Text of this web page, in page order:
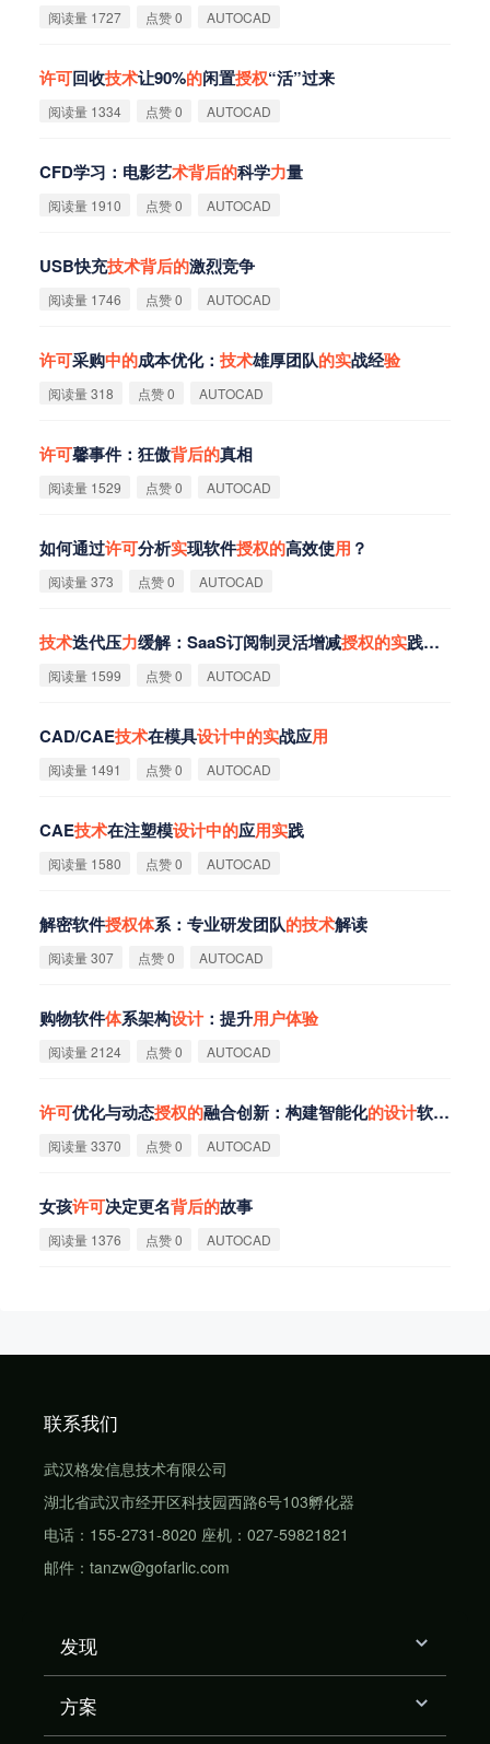
阅读量 1727 点赞 0 AUTOCAD
许可回收技术让90%的闲置授权“活”过来
阅读量 1334 点赞 0 AUTOCAD
CFD学习：电影艺术背后的科学力量
阅读量 1910 点赞 0 AUTOCAD
USB快充技术背后的激烈竞争
阅读量 1746 点赞 0 AUTOCAD
许可采购中的成本优化： 技术雄厚团队的实战经验
阅读量 318 点赞 0 AUTOCAD
许可馨事件：狂傲背后的真相
阅读量 1529 点赞 0 AUTOCAD
如何通过许可分析实现软件授权的高效使用 ？
阅读量 373 点赞 0 AUTOCAD
技术迭代压力缓解：SaaS订阅制灵活增减授权的实践案例
阅读量 1599 点赞 0 AUTOCAD
CAD/CAE技术在模具设计中的实战应用
阅读量 1491 点赞 0 AUTOCAD
CAE技术在注塑模设计中的应用实践
阅读量 1580 点赞 0 AUTOCAD
解密软件授权体系：专业研发团队的技术解读
阅读量 307 点赞 0 AUTOCAD
购物软件体系架构设计：提升用户体验
阅读量 2124 点赞 0 AUTOCAD
许可优化与动态授权的融合创新：构建智能化的设计软件成本管控
阅读量 3370 点赞 0 AUTOCAD
女孩许可决定更名背后的故事
阅读量 1376 点赞 0 AUTOCAD
联系我们
武汉格发信息技术有限公司
湖北省武汉市经开区科技园西路6号103孵化器
电话：155-2731-8020 座机：027-59821821
邮件：tanzw@gofarlic.com
发现
方案